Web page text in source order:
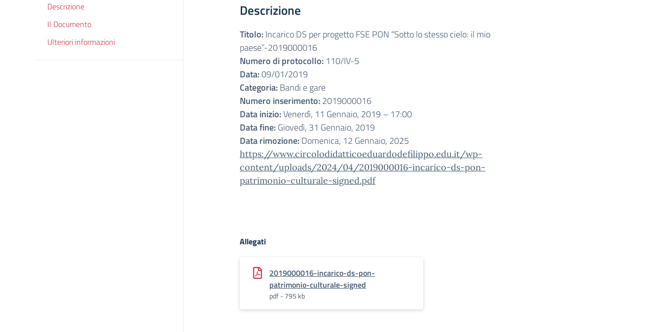
Descrizione
Il Documento
Ulteriori informazioni
Descrizione
Titolo:Incarico DS per progetto FSE PON “Sotto lo stesso cielo: il mio
paese”-2019000016
Numero di protocollo: 110/IV-5
Data:09/01/2019
Categoria:Bandi e gare
Numero inserimento:2019000016
Data inizio:Venerdì, 11 Gennaio, 2019 – 17:00
Data fine:Giovedì, 31 Gennaio, 2019
Data rimozione:Domenica, 12 Gennaio, 2025
https://www.circolodidatticoeduardodefilippo.edu.it/wp-
content/uploads/2024/04/2019000016-incarico-ds-pon-
patrimonio-culturale-signed.pdf
Allegati
2019000016-incarico-ds-pon-
patrimonio-culturale-signed
pdf - 795 kb